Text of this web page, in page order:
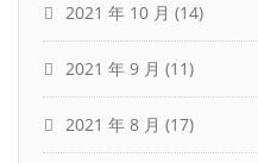
2021 年 10 月 (14)
2021 年 9 月 (11)
2021 年 8 月 (17)